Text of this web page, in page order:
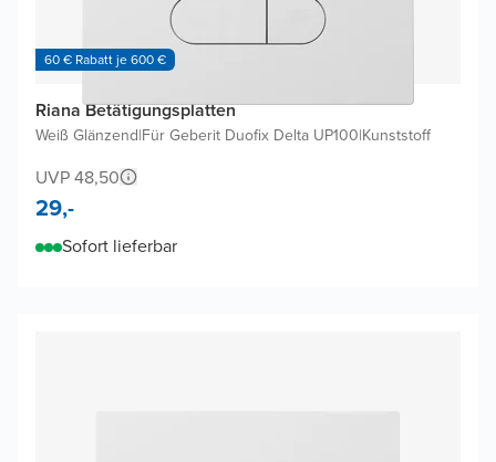
60 € Rabatt je 600 €
Riana Betätigungsplatten
Weiß Glänzend|Für Geberit Duofix Delta UP100|Kunststoff
UVP 48,50
29,-
Sofort lieferbar